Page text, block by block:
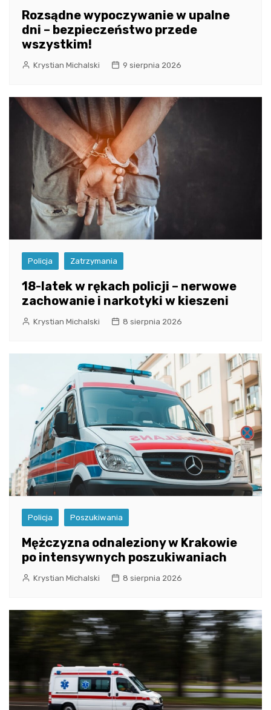
Rozsądne wypoczywanie w upalne
dni – bezpieczeństwo przede
wszystkim!
Krystian Michalski 9 sierpnia 2026
Policja Zatrzymania
18-latek w rękach policji – nerwowe
zachowanie i narkotyki w kieszeni
Krystian Michalski 8 sierpnia 2026
Policja Poszukiwania
Mężczyzna odnaleziony w Krakowie
po intensywnych poszukiwaniach
Krystian Michalski 8 sierpnia 2026